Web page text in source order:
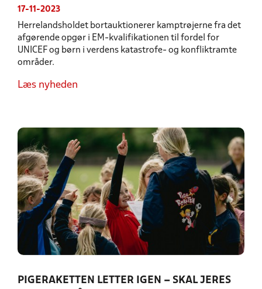
17-11-2023
Herrelandsholdet bortauktionerer kamptrøjerne fra det
afgørende opgør i EM-kvalifikationen til fordel for
UNICEF og børn i verdens katastrofe- og konfliktramte
områder.
Læs nyheden
PIGERAKETTEN LETTER IGEN – SKAL JERES